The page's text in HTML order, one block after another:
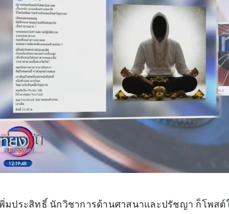
มประสิทธิ์ นักวิชาการด้านศาสนาและปรัชญา ก็โพสต์